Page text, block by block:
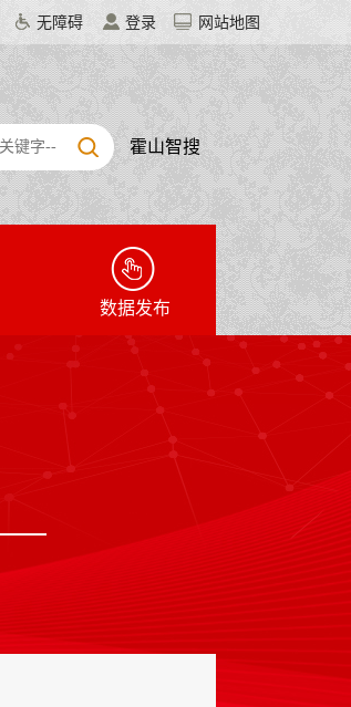
无障碍 登录 网站地图
霍山智搜
数据发布